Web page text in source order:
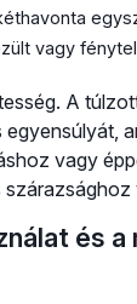
vagy
A
vagy
és